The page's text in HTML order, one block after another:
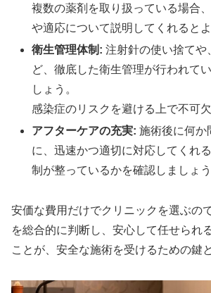
複数の薬剤を取り扱っている場合
や適応について説明してくれるとよ
衛生管理体制: 注射針の使い捨てや
ど、徹底した衛生管理が行われて
しょう。
感染症のリスクを避ける上で不可欠
アフターケアの充実: 施術後に何か
に、迅速かつ適切に対応してくれ
制が整っているかを確認しましょう
安価な費用だけでクリニックを選ぶの
を総合的に判断し、安心して任せられ
ことが、安全な施術を受けるための鍵